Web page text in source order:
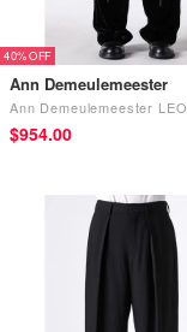
40%
Ann Demeulemeester
$‌954.00